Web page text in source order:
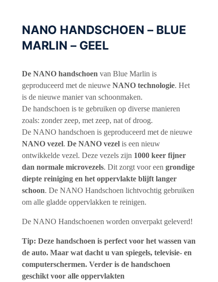
NANO HANDSCHOEN – BLUE
MARLIN – GEEL
De NANO handschoen van Blue Marlin is
geproduceerd met de nieuwe NANO technologie. Het
is de nieuwe manier van schoonmaken.
De handschoen is te gebruiken op diverse manieren
zoals: zonder zeep, met zeep, nat of droog.
De NANO handschoen is geproduceerd met de nieuwe
NANO vezel. De NANO vezelis een nieuw
ontwikkelde vezel. Deze vezels zijn 1000 keer fijner
dan normale microvezels. Dit zorgt voor een grondige
diepte reiniging en het oppervlakte blijft langer
schoon. De NANO Handschoen lichtvochtig gebruiken
om alle gladde oppervlakken te reinigen.
De NANO Handschoenen worden onverpakt geleverd!
Tip: Deze handschoen is perfect voor het wassen van
de auto. Maar wat dacht u van spiegels, televisie- en
computerschermen. Verder is de handschoen
geschikt voor alle oppervlakten